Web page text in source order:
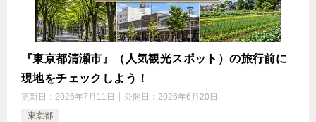
『東京都清瀬市』（人気観光スポット）の旅行前に
現地をチェックしよう！
更新日： 2026年7月11日 公開日： 2026年6月20日
東京都